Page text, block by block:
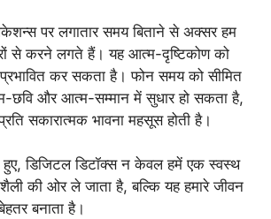
पर लगातार समय बिताने से अक्सर हम
से करने लगते हैं। यह आत्म-दृष्टिकोण को
कर सकता है। फोन समय को सीमित
छवि और आत्म-सम्मान में सुधार हो सकता है,
सकारात्मक भावना महसूस होती है।
डिजिटल डिटॉक्स न केवल हमें एक स्वस्थ
की ओर ले जाता है, बल्कि यह हमारे जीवन
बनाता है।